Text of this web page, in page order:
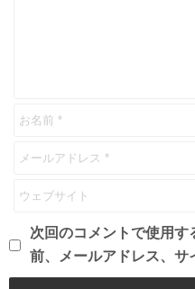
次回のコメントで使用す
前、メールアドレス、サ